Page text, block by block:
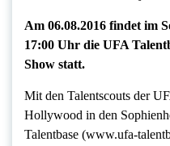
Am 06.08.2016 findet im
17:00 Uhr die UFA
Show statt.
Mit den Talentscouts der
Hollywood in den
Talentbase (www.ufa-